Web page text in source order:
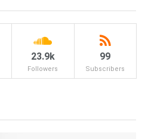
23.9k
Followers
99
Subscribers